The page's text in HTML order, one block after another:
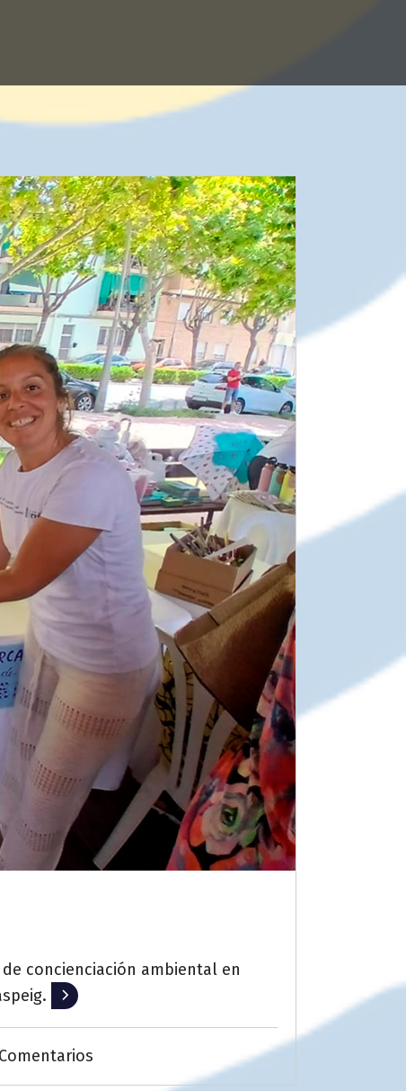
concienciación ambiental en
Leer más